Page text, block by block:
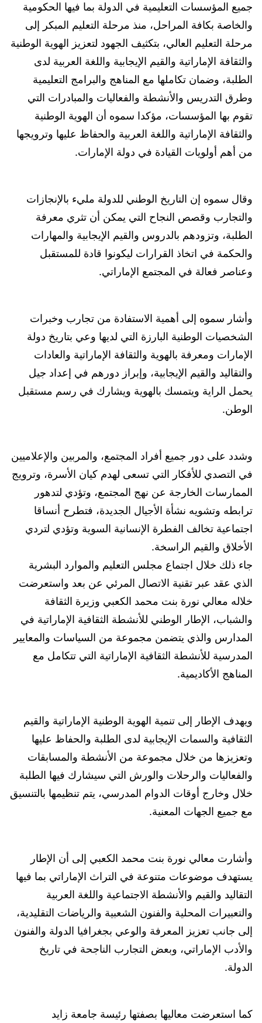
جميع المؤسسات التعليمية في الدولة بما فيها الحكومية
والخاصة بكافة المراحل، منذ مرحلة التعليم المبكر إلى
مرحلة التعليم العالي، بتكثيف الجهود لتعزيز الهوية الوطنية
والثقافة الإماراتية والقيم الإيجابية واللغة العربية لدى
الطلبة، وضمان تكاملها مع المناهج والبرامج التعليمية
وطرق التدريس والأنشطة والفعاليات والمبادرات التي
تقوم بها المؤسسات، مؤكدا سموه أن الهوية الوطنية
والثقافة الإماراتية واللغة العربية والحفاظ عليها وترويجها
من أهم أولويات القيادة في دولة الإمارات.
وقال سموه إن التاريخ الوطني للدولة مليء بالإنجازات
والتجارب وقصص النجاح التي يمكن أن تثري معرفة
الطلبة، وتزودهم بالدروس والقيم الإيجابية والمهارات
والحكمة في اتخاذ القرارات ليكونوا قادة للمستقبل
وعناصر فعالة في المجتمع الإماراتي.
وأشار سموه إلى أهمية الاستفادة من تجارب وخبرات
الشخصيات الوطنية البارزة التي لديها وعي بتاريخ دولة
الإمارات ومعرفة بالهوية والثقافة الإماراتية والعادات
والتقاليد والقيم الإيجابية، وإبراز دورهم في إعداد جيل
يحمل الراية ويتمسك بالهوية ويشارك في رسم مستقبل
الوطن.
وشدد على دور جميع أفراد المجتمع، والمربين والإعلاميين
في التصدي للأفكار التي تسعى لهدم كيان الأسرة، وترويج
الممارسات الخارجة عن نهج المجتمع، وتؤدي لتدهور
ترابطه وتشويه نشأة الأجيال الجديدة، فتطرح أنساقا
اجتماعية تخالف الفطرة الإنسانية السوية وتؤدي لتردي
الأخلاق والقيم الراسخة.
جاء ذلك خلال اجتماع مجلس التعليم والموارد البشرية
الذي عقد عبر تقنية الاتصال المرئي عن بعد واستعرضت
خلاله معالي نورة بنت محمد الكعبي وزيرة الثقافة
والشباب، الإطار الوطني للأنشطة الثقافية الإماراتية في
المدارس والذي يتضمن مجموعة من السياسات والمعايير
المدرسية للأنشطة الثقافية الإماراتية التي تتكامل مع
المناهج الأكاديمية.
ويهدف الإطار إلى تنمية الهوية الوطنية الإماراتية والقيم
الثقافية والسمات الإيجابية لدى الطلبة والحفاظ عليها
وتعزيزها من خلال مجموعة من الأنشطة والمسابقات
والفعاليات والرحلات والورش التي سيشارك فيها الطلبة
خلال وخارج أوقات الدوام المدرسي، يتم تنظيمها بالتنسيق
مع جميع الجهات المعنية.
وأشارت معالي نورة بنت محمد الكعبي إلى أن الإطار
يستهدف موضوعات متنوعة في التراث الإماراتي بما فيها
التقاليد والقيم والأنشطة الاجتماعية واللغة العربية
والتعبيرات المحلية والفنون الشعبية والرياضات التقليدية،
إلى جانب تعزيز المعرفة والوعي بجغرافيا الدولة والفنون
والأدب الإماراتي، وبعض التجارب الناجحة في تاريخ
الدولة.
كما استعرضت معاليها بصفتها رئيسة جامعة زايد